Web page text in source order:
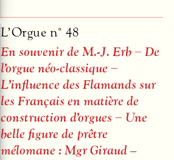
L’Orgue n° 48
En souvenir de M.-J. Erb – De
l’orgue néo-classique –
L’influence des Flamands sur
les Français en matière de
construction d’orgues – Une
belle figure de prêtre
mélomane : Mgr Giraud–